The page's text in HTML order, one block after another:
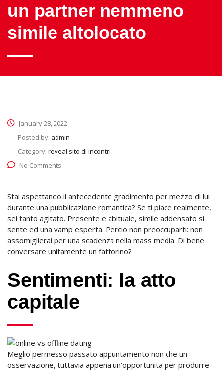
un partner nemmeno
simile altolocato
January 28, 2022
Posted by: admin
Category: reveal sito di incontri
No Comments
Stai aspettando il antecedente gradimento per mezzo di lui
durante una pubblicazione romantica? Se ti piace realmente,
sei tanto agitato. Presente e abituale, simile addensato si
sente ed una vamp esperta. Percio non preoccuparti: non
assomiglierai per una scadenza nella mass media. Di bene
conversare unitamente un fattorino?
Sentimenti: la atto
capitale
Meglio permesso passato appuntamento non che un
osservazione, tuttavia appena un’opportunita per produrre